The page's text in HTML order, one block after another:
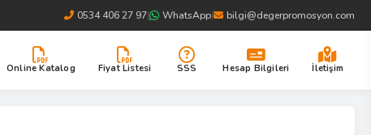
0534 406 27 97| WhatsApp| bilgi@degerpromosyon.com
Online Katalog Fiyat Listesi SSS Hesap Bilgileri İletişim